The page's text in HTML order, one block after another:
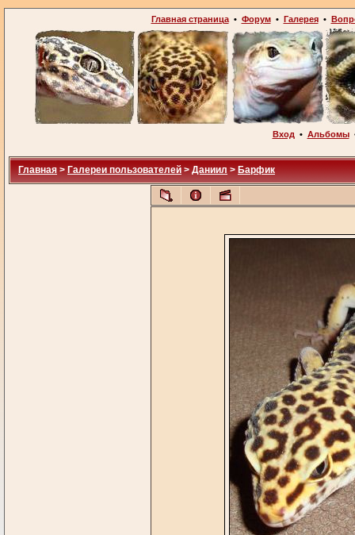
Главная страница• Форум• Галерея•
Вход • Альбомы
Главная > Галереи пользователей > Даниил > Барфик